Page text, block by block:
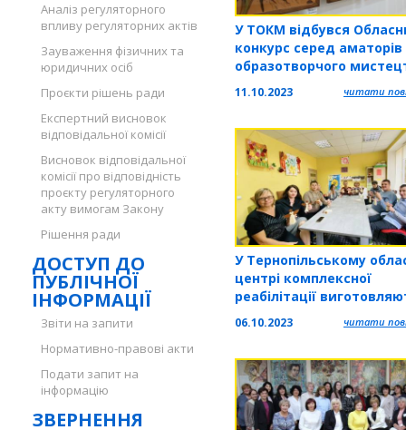
Аналіз регуляторного
впливу регуляторних актів
Зауваження фізичних та
юридичних осіб
Проєкти рішень ради
Експертний висновок
відповідальної комісії
Висновок відповідальної
комісії про відповідність
проєкту регуляторного
акту вимогам Закону
Рішення ради
ДОСТУП ДО
ПУБЛІЧНОЇ
ІНФОРМАЦІЇ
Звіти на запити
Нормативно-правові акти
Подати запит на
інформацію
ЗВЕРНЕННЯ
У ТОКМ відбувся
конкурс серед аматорів
образотворчого
11.10.2023 читати
У Тернопільському
центрі комплексної
реабілітації
обереги для військових
06.10.2023 читати